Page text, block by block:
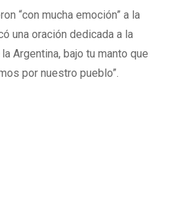
“con mucha emoción” a la
una oración dedicada a la
Argentina, bajo tu manto que
por nuestro pueblo”.